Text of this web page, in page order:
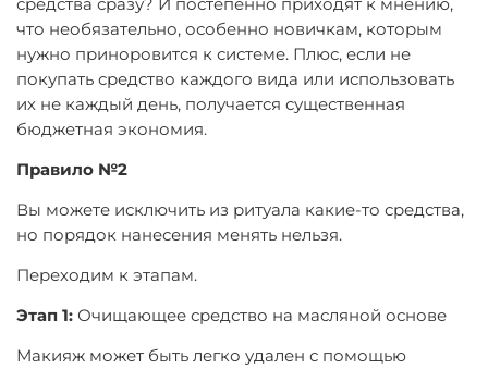
средства сразу? И постепенно приходят к мнению,
что необязательно, особенно новичкам, которым
нужно приноровится к системе. Плюс, если не
покупать средство каждого вида или использовать
их не каждый день, получается существенная
бюджетная экономия.
Правило №2
Вы можете исключить из ритуала какие-то средства,
но порядок нанесения менять нельзя.
Переходим к этапам.
Этап 1: Очищающее средство на масляной основе
Макияж может быть легко удален с помощью